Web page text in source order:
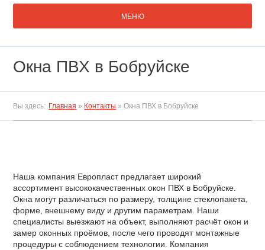
МЕНЮ
Окна ПВХ в Бобруйске
Вы здесь: Главная » Контакты »Окна ПВХ в Бобруйске
Наша компания Европласт предлагает широкий
ассортимент высококачественных окон ПВХ в Бобруйске.
Окна могут различаться по размеру, толщине стеклопакета,
форме, внешнему виду и другим параметрам. Наши
специалисты выезжают на объект, выполняют расчёт окон и
замер оконных проёмов, после чего проводят монтажные
процедуры с соблюдением технологии. Компания